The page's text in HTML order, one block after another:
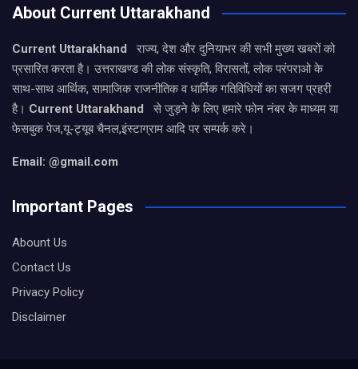
About Current Uttarakhand
Current Uttarakhand
राज्य, देश और दुनियाभर की सभी मुख्य खबरों को
प्रसारित करता है। उत्तराखण्ड की लोक संस्कृति, विरासतों, लोक परंपराओ के
साथ-साथ आर्थिक, सामाजिक राजनीतिक व धार्मिक गतिविधियों का सजग प्रहरी
है। Current Uttarakhand
से जुड़ने के लिए हमारे फोन नंबर के माध्यम या
फेसबुक पेज,यू-ट्यूब चैनल,इंस्टाग्राम आदि पर सम्पर्क करे।
Email: @gmail.com
Important Pages
Abount Us
Contact Us
Privacy Policy
Disclaimer